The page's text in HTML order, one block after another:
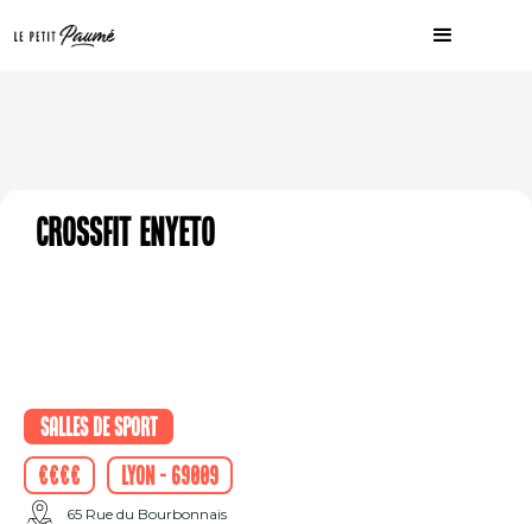
Crossfit Enyeto
Salles de sport
€€€€
Lyon - 69009
65 Rue du Bourbonnais